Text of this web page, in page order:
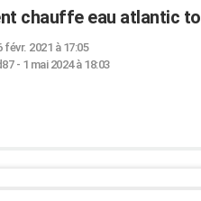
chauffe eau atlantic
févr. 2021 à 17:05
- 1 mai 2024 à 18:03